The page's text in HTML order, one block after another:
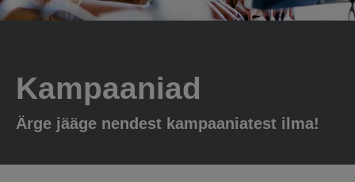
Kampaaniad
Ärge jääge nendest kampaaniatest ilma!